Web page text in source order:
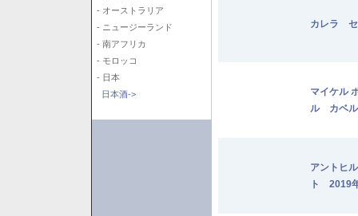
- オーストラリア
- ニュージーランド
- 南アフリカ
- モロッコ
- 日本
日本酒->
カレラ
マイケル
ル カベ
アントヒ
ト 2019